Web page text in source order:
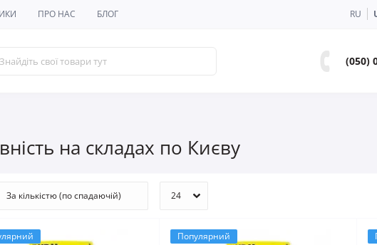
ПРО НАС БЛОГ RU
(050)
на складах по Києву
Популярний